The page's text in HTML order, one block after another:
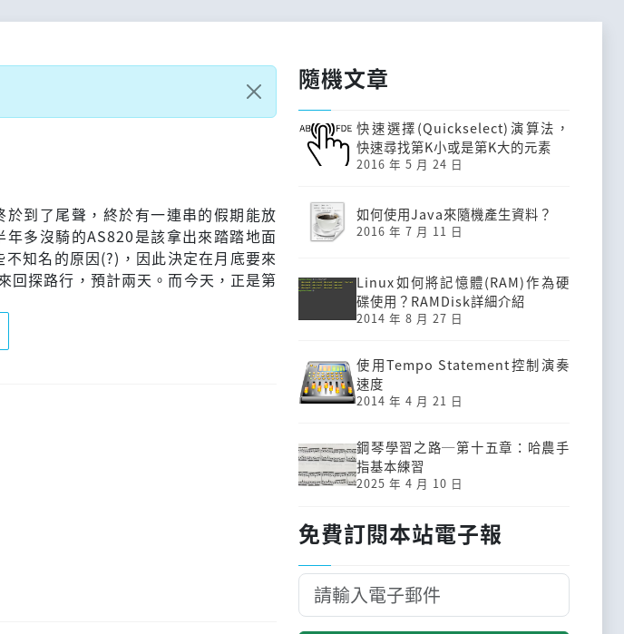
於到了尾聲，終於有一連串的假期能放
年多沒騎的AS820是該拿出來踏踏地面
不知名的原因(?)，因此決定在月底要來
回探路行，預計兩天。而今天，正是第
隨機文章
快速選擇(Quickselect)演算法，
快速尋找第K小或是第K大的元素
2016 年 5 月 24 日
如何使用Java來隨機產生資料？
2016 年 7 月 11 日
Linux如何將記憶體(RAM)作為硬
碟使用？RAMDisk詳細介紹
2014 年 8 月 27 日
使用Tempo Statement控制演奏
速度
2014 年 4 月 21 日
鋼琴學習之路─第十五章：哈農手
指基本練習
2025 年 4 月 10 日
免費訂閱本站電子報